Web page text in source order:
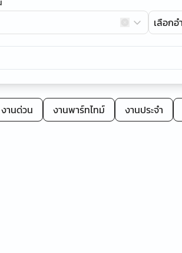
เลือกอ
งานด่วน งานพาร์ทไทม์ งานประจำ